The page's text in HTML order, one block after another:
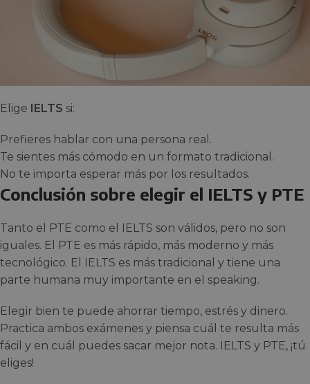
Elige IELTS si:
Prefieres hablar con una persona real.
Te sientes más cómodo en un formato tradicional.
No te importa esperar más por los resultados.
Conclusión sobre elegir el IELTS y PTE
Tanto el PTE como el IELTS son válidos, pero no son
iguales. El PTE es más rápido, más moderno y más
tecnológico. El IELTS es más tradicional y tiene una
parte humana muy importante en el speaking.
Elegir bien te puede ahorrar tiempo, estrés y dinero.
Practica ambos exámenes y piensa cuál te resulta más
fácil y en cuál puedes sacar mejor nota. IELTS y PTE, ¡tú
eliges!